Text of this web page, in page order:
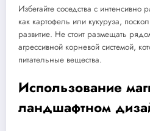
Избегайте соседства с интенсивно
как картофель или кукуруза,
развитие. Не стоит размещать
агрессивной корневой системой,
питательные вещества.
Использование
ландшафтном